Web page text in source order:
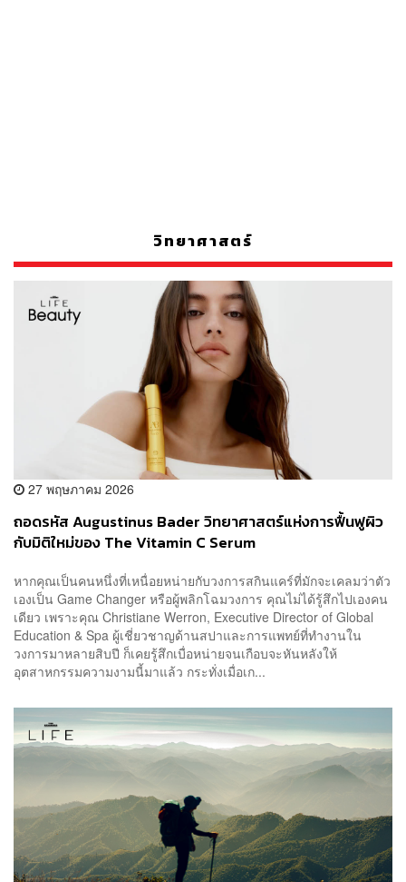
วิทยาศาสตร์
27 พฤษภาคม 2026
ถอดรหัส Augustinus Bader วิทยาศาสตร์แห่งการฟื้นฟูผิว
กับมิติใหม่ของ The Vitamin C Serum
หากคุณเป็นคนหนึ่งที่เหนื่อยหน่ายกับวงการสกินแคร์ที่มักจะเคลมว่าตัว
เองเป็น Game Changer หรือผู้พลิกโฉมวงการ คุณไม่ได้รู้สึกไปเองคน
เดียว เพราะคุณ Christiane Werron, Executive Director of Global
Education & Spa ผู้เชี่ยวชาญด้านสปาและการแพทย์ที่ทำงานใน
วงการมาหลายสิบปี ก็เคยรู้สึกเบื่อหน่ายจนเกือบจะหันหลังให้
อุตสาหกรรมความงามนี้มาแล้ว กระทั่งเมื่อเก...